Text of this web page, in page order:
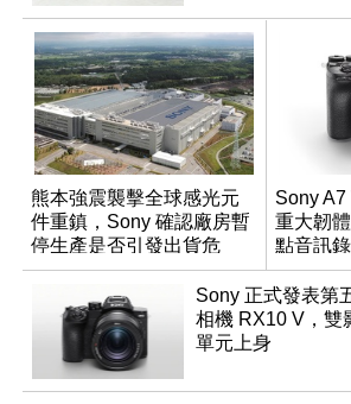
熊本強震襲擊全球感光元
件重鎮，Sony 確認廠房暫
停生產是否引發出貨危
機？
Sony A7
重大韌
點音訊
能登場
Sony 正式發表第
相機 RX10 V，雙
單元上身